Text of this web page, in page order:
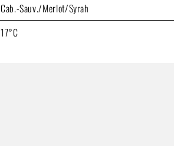
Cab.-Sauv./Merlot/Syrah
17°C